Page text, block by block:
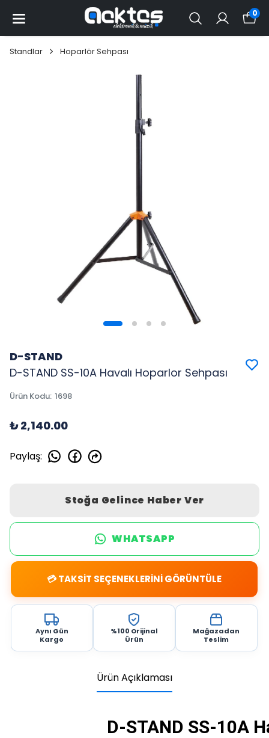
0
Standlar Hoparlör Sehpası
D-STAND
D-STAND SS-10A Havalı Hoparlor Sehpası
Ürün Kodu: 1698
₺ 2,140.00
Paylaş:
Stoğa Gelince Haber Ver
WHATSAPP
💳 TAKSİT SEÇENEKLERİNİ GÖRÜNTÜLE
Aynı Gün
Kargo
%100 Orijinal
Ürün
Mağazadan
Teslim
Ürün Açıklaması
D-STAND SS-10A